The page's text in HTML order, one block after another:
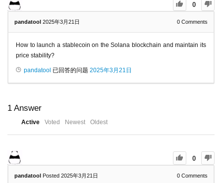
0
pandatool 2025年3月21日 0 Comments
How to launch a stablecoin on the Solana blockchain and maintain its
price stability?
pandatool 已回答的问题 2025年3月21日
1 Answer
Active Voted Newest Oldest
0
pandatool Posted 2025年3月21日 0 Comments